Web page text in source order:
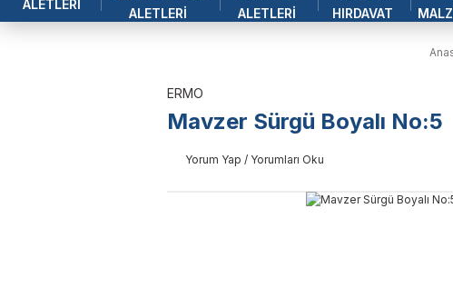
ALETLERİ
ALETLERİ
ALETLERİ
HIRDAVAT
ERMO
Mavzer Sürgü Boyalı No:5
Yorum Yap / Yorumları Oku